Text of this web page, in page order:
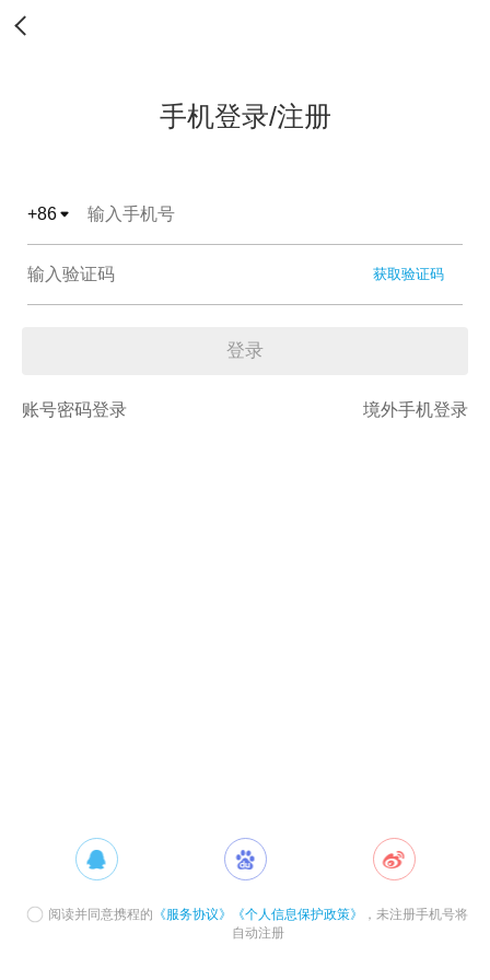
手机登录/注册
+86
获取验证码
登录
账号密码登录 境外手机登录
阅读并同意携程的 《服务协议》 《个人信息保护政策》
，未注册手机号将
自动注册